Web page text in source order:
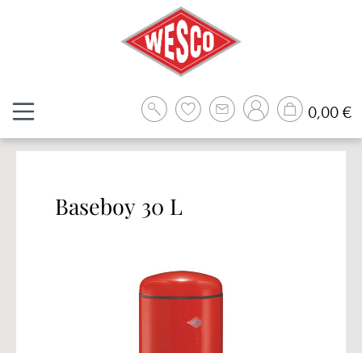
0,00 €
Baseboy 30 L